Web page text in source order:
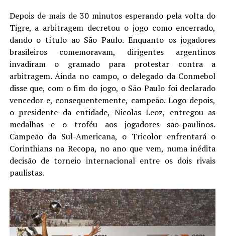
Depois de mais de 30 minutos esperando pela volta do
Tigre, a arbitragem decretou o jogo como encerrado,
dando o título ao São Paulo. Enquanto os jogadores
brasileiros comemoravam, dirigentes argentinos
invadiram o gramado para protestar contra a
arbitragem. Ainda no campo, o delegado da Conmebol
disse que, com o fim do jogo, o São Paulo foi declarado
vencedor e, consequentemente, campeão. Logo depois,
o presidente da entidade, Nicolas Leoz, entregou as
medalhas e o troféu aos jogadores são-paulinos.
Campeão da Sul-Americana, o Tricolor enfrentará o
Corinthians na Recopa, no ano que vem, numa inédita
decisão de torneio internacional entre os dois rivais
paulistas.